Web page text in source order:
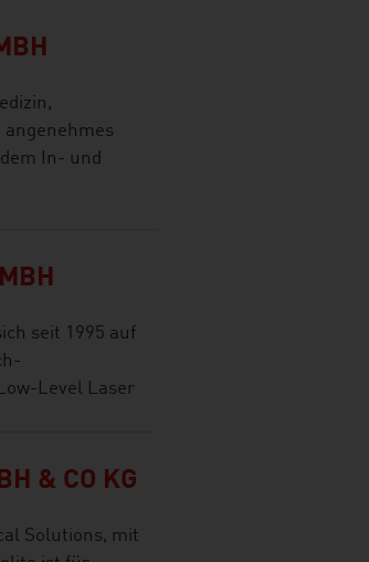
In- und
seit 1995 auf
Level Laser
& CO KG
Solutions, mit